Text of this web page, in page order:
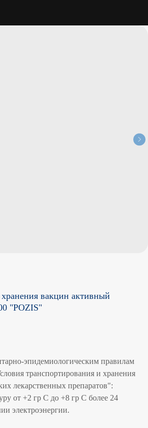
вакцин активный
"POZIS"
эпидемиологическим правилам
транспортирования и хранения
лекарственных препаратов":
от +2 гр С до +8 гр С более 24
электроэнергии.